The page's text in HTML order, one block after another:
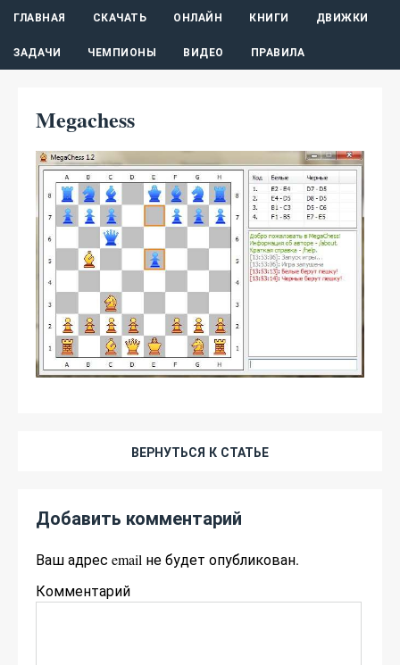
ГЛАВНАЯ СКАЧАТЬ ОНЛАЙН КНИГИ ДВИЖКИ
ЗАДАЧИ ЧЕМПИОНЫ ВИДЕО ПРАВИЛА
Megachess
ВЕРНУТЬСЯ К СТАТЬЕ
Добавить комментарий
Ваш адрес email не будет опубликован.
Комментарий